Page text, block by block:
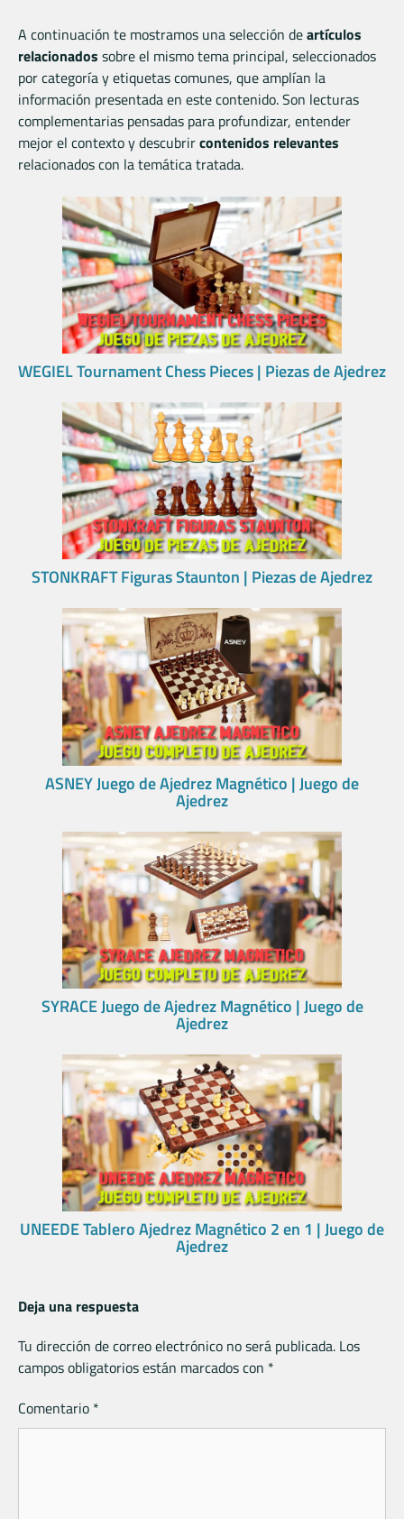
A continuación te mostramos una selección deartículos
relacionados sobre el mismo tema principal, seleccionados
por categoría y etiquetas comunes, que amplían la
información presentada en este contenido. Son lecturas
complementarias pensadas para profundizar, entender
mejor el contexto y descubrircontenidos relevantes
relacionados con la temática tratada.
WEGIEL Tournament Chess Pieces | Piezas de Ajedrez
STONKRAFT Figuras Staunton | Piezas de Ajedrez
ASNEY Juego de Ajedrez Magnético | Juego de
Ajedrez
SYRACE Juego de Ajedrez Magnético | Juego de
Ajedrez
UNEEDE Tablero Ajedrez Magnético 2 en 1 | Juego de
Ajedrez
Deja una respuesta
Tu dirección de correo electrónico no será publicada. Los
campos obligatorios están marcados con *
Comentario *